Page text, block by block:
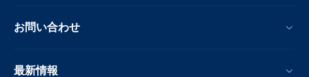
お問い合わせ
最新情報